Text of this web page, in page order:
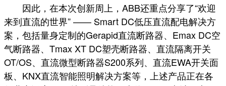
因此，在本次创新周上，ABB还重点分享了“欢迎
来到直流的世界” —— Smart DC低压直流配电解决方
案，包括量身定制的Gerapid直流断路器、Emax DC空
气断路器、Tmax XT DC塑壳断路器、直流隔离开关
OT/OS、直流微型断路器S200系列、直流EWA开关面
板、KNX直流智能照明解决方案等，上述产品正在各